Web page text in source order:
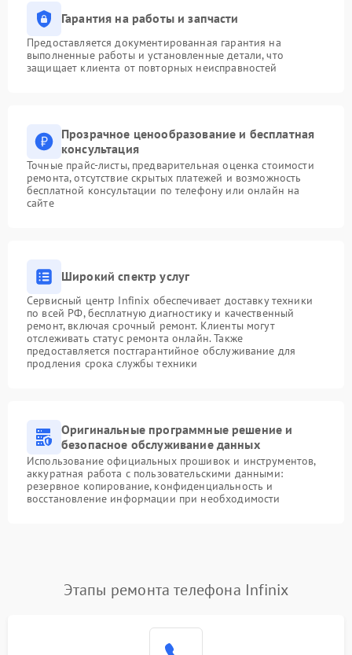
Гарантия на работы и запчасти
Предоставляется документированная гарантия на
выполненные работы и установленные детали, что
защищает клиента от повторных неисправностей
Прозрачное ценообразование и бесплатная
консультация
Точные прайс-листы, предварительная оценка стоимости
ремонта, отсутствие скрытых платежей и возможность
бесплатной консультации по телефону или онлайн на
сайте
Широкий спектр услуг
Сервисный центр Infinix обеспечивает доставку техники
по всей РФ, бесплатную диагностику и качественный
ремонт, включая срочный ремонт. Клиенты могут
отслеживать статус ремонта онлайн. Также
предоставляется постгарантийное обслуживание для
продления срока службы техники
Оригинальные программные решение и
безопасное обслуживание данных
Использование официальных прошивок и инструментов,
аккуратная работа с пользовательскими данными:
резервное копирование, конфиденциальность и
восстановление информации при необходимости
Этапы ремонта телефона Infinix